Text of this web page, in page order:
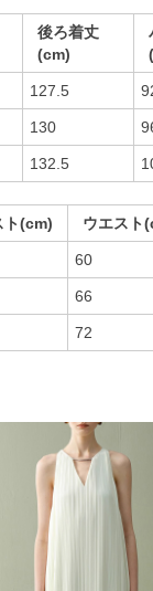
後ろ着丈
(cm)
127.5
130
132.5
ト(cm) ウエスト
60
66
72